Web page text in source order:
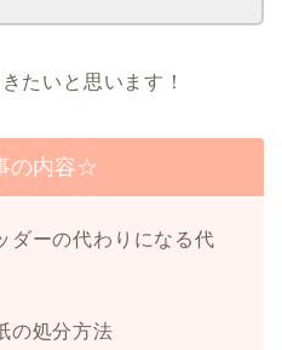
たいと思います！
の内容☆
ダーの代わりになる代
の処分方法